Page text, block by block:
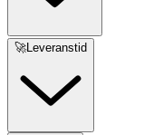
🚀Leveranstid